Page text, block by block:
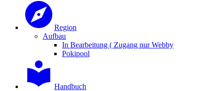
Region
Aufbau
In Bearbeitung ( Zugang nur Webby
Pokipool
Handbuch